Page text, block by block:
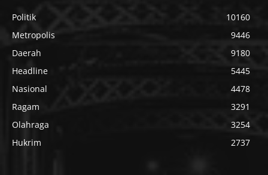
Politik
10160
Metropolis
9446
Daerah
9180
Headline
5445
Nasional
4478
Ragam
3291
Olahraga
3254
Hukrim
2737